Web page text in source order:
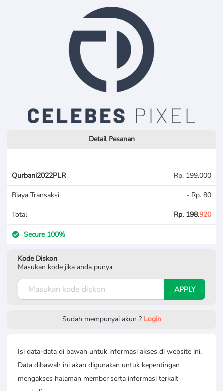
Detail Pesanan
Qurbani2022PLR Rp. 199.000
Biaya Transaksi - Rp. 80
Total Rp. 198.920
Secure 100%
Kode Diskon
Masukan kode jika anda punya
APPLY
Sudah mempunyai akun ? Login
Isi data-data di bawah untuk informasi akses di website ini.
Data dibawah ini akan digunakan untuk kepentingan
mengakses halaman member serta informasi terkait